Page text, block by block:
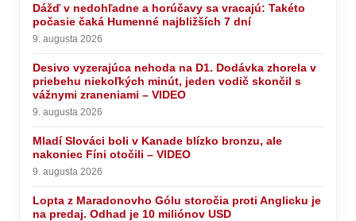
Dážď v nedohľadne a horúčavy sa vracajú: Takéto
počasie čaká Humenné najbližších 7 dní
9. augusta 2026
Desivo vyzerajúca nehoda na D1. Dodávka zhorela v
priebehu niekoľkých minút, jeden vodič skončil s
vážnymi zraneniami – VIDEO
9. augusta 2026
Mladí Slováci boli v Kanade blízko bronzu, ale
nakoniec Fíni otočili – VIDEO
9. augusta 2026
Lopta z Maradonovho Gólu storočia proti Anglicku je
na predaj. Odhad je 10 miliónov USD